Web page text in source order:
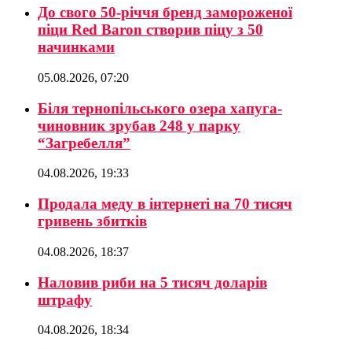
До свого 50-річчя бренд замороженої
піци Red Baron створив піцу з 50
начинками
05.08.2026, 07:20
Біля тернопільського озера хапуга-
чиновник зрубав 248 у парку
“Загребелля”
04.08.2026, 19:33
Продала меду в інтернеті на 70 тисяч
гривень збитків
04.08.2026, 18:37
Наловив риби на 5 тисяч доларів
штрафу
04.08.2026, 18:34